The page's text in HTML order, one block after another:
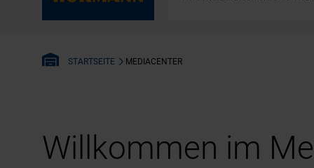
STARTSEITE MEDIACENTER
Willkommen im